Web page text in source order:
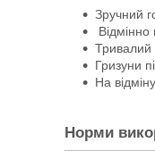
Зручний
Відмінно
Тривалий
Гризуни
На
Норми